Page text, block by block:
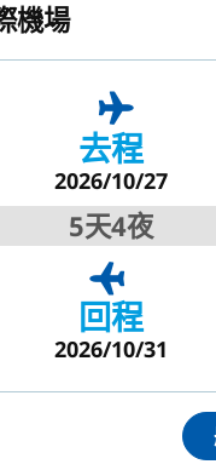
機場
去程
2026/10/27
5天4夜
回程
2026/10/31